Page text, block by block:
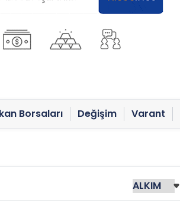
Borsaları Değişim Varant